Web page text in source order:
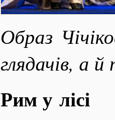
Образ
глядачів, а
Рим у лісі